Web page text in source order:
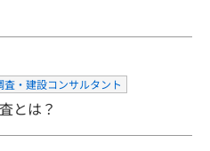
査・建設コンサルタント
とは？